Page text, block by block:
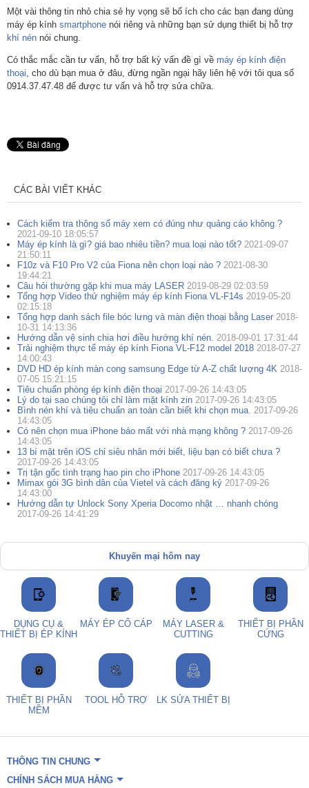
Một vài thông tin nhỏ chia sẻ hy vọng sẽ bổ ích cho các bạn đang dùng
máy ép kính smartphone nói riêng và những bạn sử dụng thiết bị hỗ trợ
khí nén nói chung.
Có thắc mắc cần tư vấn, hỗ trợ bất kỳ vấn đề gì về máy ép kính điện
thoại , cho dù bạn mua ở đâu, đừng ngần ngại hãy liên hệ với tôi qua số
0914.37.47.48 để được tư vấn và hỗ trợ sửa chữa.
CÁC BÀI VIẾT KHÁC
Cách kiểm tra thông số máy xem có đúng như quảng cáo không ?
2021-09-10 18:05:57
Máy ép kính là gì? giá bao nhiêu tiền? mua loại nào tốt? 2021-09-07
21:50:11
F10z và F10 Pro V2 của Fiona nên chọn loại nào ? 2021-08-30
19:44:21
Câu hỏi thường gặp khi mua máy LASER 2019-08-29 02:03:59
Tổng hợp Video thử nghiệm máy ép kính Fiona VL-F14s 2019-05-20
02:15:18
Tổng hợp danh sách file bóc lưng và màn điện thoại bằng Laser 2018-
10-31 14:13:36
Hướng dẫn vệ sinh chia hơi điều hướng khí nén. 2018-09-01 17:31:44
Trải nghiệm thực tế máy ép kính Fiona VL-F12 model 2018 2018-07-27
14:00:43
DVD HD ép kính màn cong samsung Edge từ A-Z chất lượng 4K 2018-
07-05 15:21:15
Tiêu chuẩn phòng ép kính điện thoại 2017-09-26 14:43:05
Lý do tại sao chúng tôi chỉ làm mặt kính zin 2017-09-26 14:43:05
Bình nén khí và tiêu chuẩn an toàn cần biết khi chọn mua. 2017-09-26
14:43:05
Có nên chọn mua iPhone báo mất với nhà mạng không ? 2017-09-26
14:43:05
13 bí mặt trên iOS chỉ siêu nhân mới biết, liệu bạn có biết chưa ?
2017-09-26 14:43:05
Trị tận gốc tình trạng hao pin cho iPhone 2017-09-26 14:43:05
Mimax gói 3G bình dân của Vietel và cách đăng ký 2017-09-26
14:43:00
Hướng dẫn tự Unlock Sony Xperia Docomo nhật … nhanh chóng
2017-09-26 14:41:29
Khuyến mại hôm nay
DỤNG CỤ &
THIẾT BỊ ÉP KÍNH
MÁY ÉP CỔ CÁP
MÁY LASER &
CUTTING
THIẾT BỊ PHẦN
CỨNG
THIẾT BỊ PHẦN
MỀM
TOOL HỖ TRỢ LK SỬA THIẾT BỊ
THÔNG TIN CHUNG
CHÍNH SÁCH MUA HÀNG